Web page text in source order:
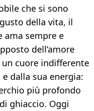
che si sono
della vita, il
ama sempre e
dell’amore
un cuore indifferente
dalla sua energia:
più profondo
ghiaccio. Oggi